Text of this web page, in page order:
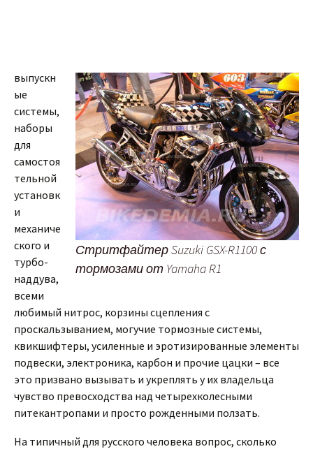
Стритфайтер Suzuki GSX-R1100 с
тормозами от Yamaha R1
выпускн
ые
системы,
наборы
для
самостоя
тельной
установк
и
механиче
ского и
турбо-
наддува,
всеми
любимый нитрос, корзины сцепления с
проскальзыванием, могучие тормозные системы,
квикшифтеры, усиленные и эротизированные элементы
подвески, электроника, карбон и прочие цацки – все
это призвано вызывать и укреплять у их владельца
чувство превосходства над четырехколесными
питекантропами и просто рожденными ползать.
На типичный для русского человека вопрос, сколько